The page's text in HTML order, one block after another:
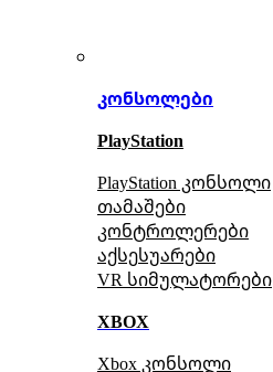
კონსოლები
PlayStation
PlayStation კონსოლი
თამაშები
კონტროლერები
აქსესუარები
VR სიმულატორები
XBOX
Xbox კონსოლი